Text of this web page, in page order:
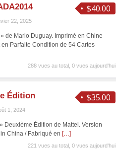
$40.00
22, 2025
de Mario Duguay. Imprimé en Chine
Parfaite Condition de 54 Cartes
288 vues au total, 0 vues aujourd'hui
$35.00
Édition
1, 2024
Deuxième Édition de Mattel. Version
China / Fabriqué en […]
221 vues au total, 0 vues aujourd'hui